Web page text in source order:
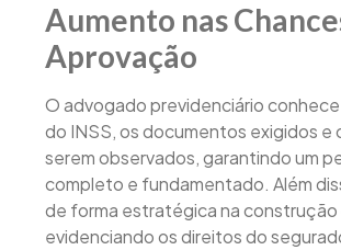
Aumento nas
Aprovação
O advogado previdenciário
do INSS, os documentos exigidos e
serem observados, garantindo um
completo e fundamentado. Além
de forma estratégica na
evidenciando os direitos do